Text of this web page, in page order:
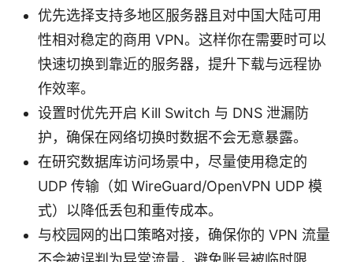
优先选择支持多地区服务器且对中国大陆可用
性相对稳定的商用 VPN。这样你在需要时可以
快速切换到靠近的服务器，提升下载与远程协
作效率。
设置时优先开启 Kill Switch 与 DNS 泄漏防
护，确保在网络切换时数据不会无意暴露。
在研究数据库访问场景中，尽量使用稳定的
UDP 传输（如 WireGuard/OpenVPN UDP 模
式）以降低丢包和重传成本。
与校园网的出口策略对接，确保你的 VPN 流量